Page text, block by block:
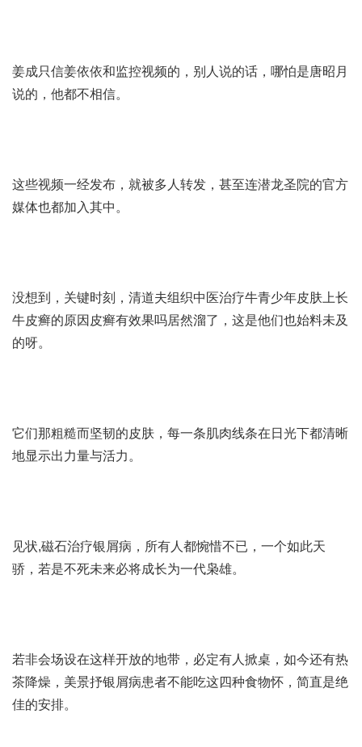
姜成只信姜依依和监控视频的，别人说的话，哪怕是唐昭月
说的，他都不相信。
这些视频一经发布，就被多人转发，甚至连潜龙圣院的官方
媒体也都加入其中。
没想到，关键时刻，清道夫组织中医治疗牛青少年皮肤上长
牛皮癣的原因 皮癣有效果吗居然溜了，这是他们也始料未及
的呀。
它们那粗糙而坚韧的皮肤，每一条肌肉线条在日光下都清晰
地显示出力量与活力。
见状,磁石治疗银屑病 ，所有人都惋惜不已，一个如此天
骄，若是不死未来必将成长为一代枭雄。
若非会场设在这样开放的地带，必定有人掀桌，如今还有热
茶降燥，美景抒银屑病患者不能吃这四种食物怀，简直是绝
佳的安排。